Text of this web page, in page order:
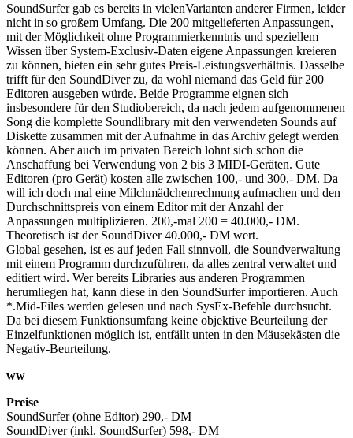
SoundSurfer gab es bereits in vielenVarianten anderer Firmen, leider
nicht in so großem Umfang. Die 200 mitgelieferten Anpassungen,
mit der Möglichkeit ohne Programmierkenntnis und speziellem
Wissen über System-Exclusiv-Daten eigene Anpassungen kreieren
zu können, bieten ein sehr gutes Preis-Leistungsverhältnis. Dasselbe
trifft für den SoundDiver zu, da wohl niemand das Geld für 200
Editoren ausgeben würde. Beide Programme eignen sich
insbesondere für den Studiobereich, da nach jedem aufgenommenen
Song die komplette Soundlibrary mit den verwendeten Sounds auf
Diskette zusammen mit der Aufnahme in das Archiv gelegt werden
können. Aber auch im privaten Bereich lohnt sich schon die
Anschaffung bei Verwendung von 2 bis 3 MIDI-Geräten. Gute
Editoren (pro Gerät) kosten alle zwischen 100,- und 300,- DM. Da
will ich doch mal eine Milchmädchenrechnung aufmachen und den
Durchschnittspreis von einem Editor mit der Anzahl der
Anpassungen multiplizieren. 200,-mal 200 = 40.000,- DM.
Theoretisch ist der SoundDiver 40.000,- DM wert.
Global gesehen, ist es auf jeden Fall sinnvoll, die Soundverwaltung
mit einem Programm durchzuführen, da alles zentral verwaltet und
editiert wird. Wer bereits Libraries aus anderen Programmen
herumliegen hat, kann diese in den SoundSurfer importieren. Auch
*.Mid-Files werden gelesen und nach SysEx-Befehle durchsucht.
Da bei diesem Funktionsumfang keine objektive Beurteilung der
Einzelfunktionen möglich ist, entfällt unten in den Mäusekästen die
Negativ-Beurteilung.
ww
Preise
SoundSurfer (ohne Editor) 290,- DM
SoundDiver (inkl. SoundSurfer) 598,- DM